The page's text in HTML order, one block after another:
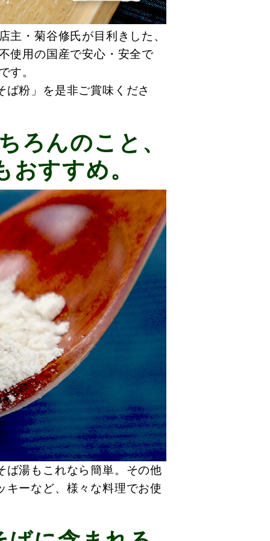
主・菊谷修氏が目利きした、
使用の国産で安心・安全で
す。
粉」を是非ご賞味くださ
ろんのこと、
すすめ。
ば湯もこれなら簡単。その他
キーなど、様々な料理でお使